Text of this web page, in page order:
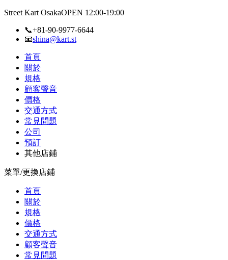
Street Kart OsakaOPEN 12:00-19:00
📞+81-90-9977-6644
📧shina@kart.st
首頁
關於
規格
顧客聲音
價格
交通方式
常見問題
公司
預訂
其他店鋪
菜單/更換店鋪
首頁
關於
規格
價格
交通方式
顧客聲音
常見問題